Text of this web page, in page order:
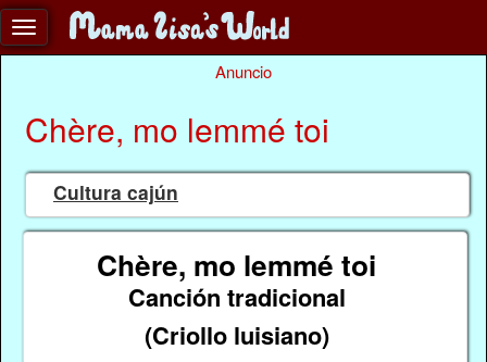
Anuncio
Chère, mo lemmé toi
Cultura cajún
Chère, mo lemmé toi
Canción tradicional
(Criollo luisiano)